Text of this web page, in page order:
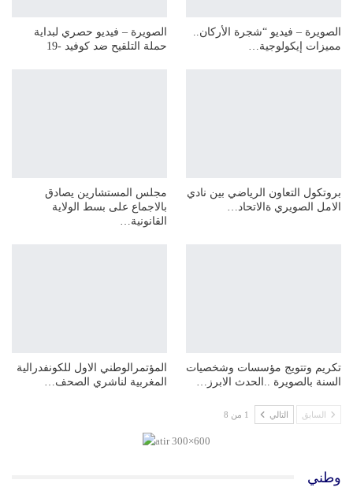
الصويرة – فيديو “شجرة الأركان..
مميزات إيكولوجية…
الصويرة – فيديو حصري لبداية
حملة التلقيح ضد كوفيد -19
بروتكول التعاون الرياضي بين نادي
الامل الصويري ةالاتحاد…
مجلس المستشارين يصادق
بالاجماع على بسط الولاية
القانونية…
تكريم وتتويج مؤسسات وشخصيات
السنة بالصويرة ..الحدث الابرز…
المؤتمرالوطني الاول للكونفدرالية
المغربية لناشري الصحف…
السابق التالي 1 من 8
وطني